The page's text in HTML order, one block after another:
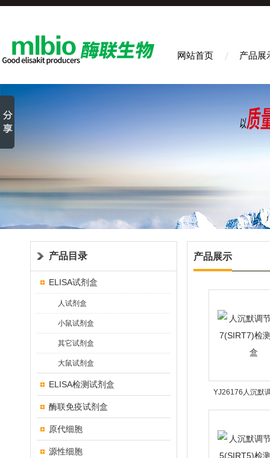
网站首页 产品展
产品目录
ELISA试剂盒
人试剂盒
小鼠试剂盒
其它试剂盒
大鼠试剂盒
ELISA检测试剂盒
酶联免疫试剂盒
原代细胞
源性细胞
产品展示
YJ26176人沉默
7(SIRT7)检测